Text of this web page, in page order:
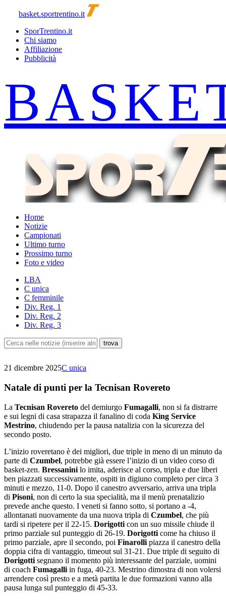
basket.sportrentino.it
SporTrentino.it
Chi siamo
Affiliazione
Pubblicità
Home
Notizie
Campionati
Ultimo turno
Prossimo turno
Foto e video
LBA
C unica
C femminile
Div. Reg. 1
Div. Reg. 2
Div. Reg. 3
21 dicembre 2025C unica
Natale di punti per la Tecnisan Rovereto
La Tecnisan Rovereto del demiurgo Fumagalli, non si fa distrarre
e sui legni di casa strapazza il fanalino di coda King Service
Mestrino, chiudendo per la pausa natalizia con la sicurezza del
secondo posto.
L’inizio roveretano è dei migliori, due triple in meno di un minuto da
parte di Czumbel, potrebbe già essere l’inizio di un video corso di
basket-zen. Bressanini lo imita, aderisce al corso, tripla e due liberi
ben piazzati successivamente, ospiti in digiuno completo per circa 3
minuti e mezzo, 11-0. Dopo il canestro avversario, arriva una tripla
di Pisoni, non di certo la sua specialità, ma il menù prenatalizio
prevede anche questo. I veneti si fanno sotto, si portano a -4,
allontanati nuovamente da una nuova tripla di Czumbel, che più
tardi si ripetere per il 22-15. Dorigotti con un suo missile chiude il
primo parziale sul punteggio di 26-19. Dorigotti come ha chiuso il
primo parziale, apre il secondo, poi Finarolli piazza il canestro della
doppia cifra di vantaggio, timeout sul 31-21. Due triple di seguito di
Dorigotti segnano il momento più interessante del parziale, uomini
di coach Fumagalli in fuga, 40-23. Mestrino dimostra di non volersi
arrendere così presto e a metà partita le due formazioni vanno alla
pausa lunga sul punteggio di 45-33.